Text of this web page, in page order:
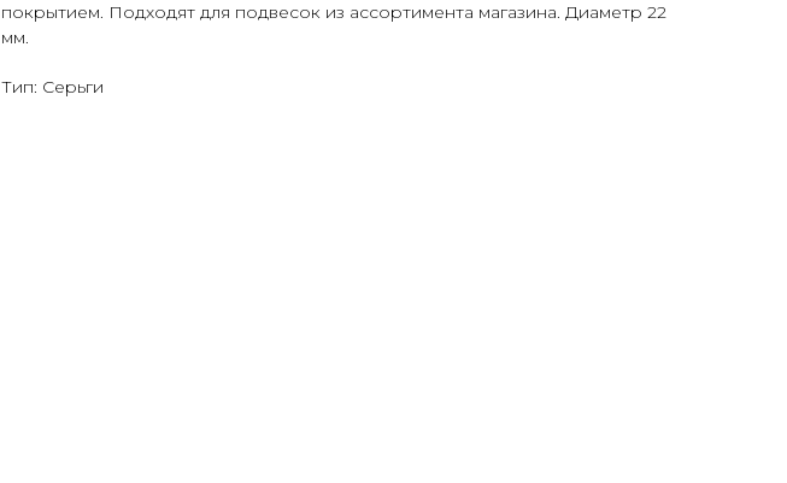
покрытием. Подходят для подвесок из ассортимента магазина. Диаметр 22
мм.
Тип: Серьги